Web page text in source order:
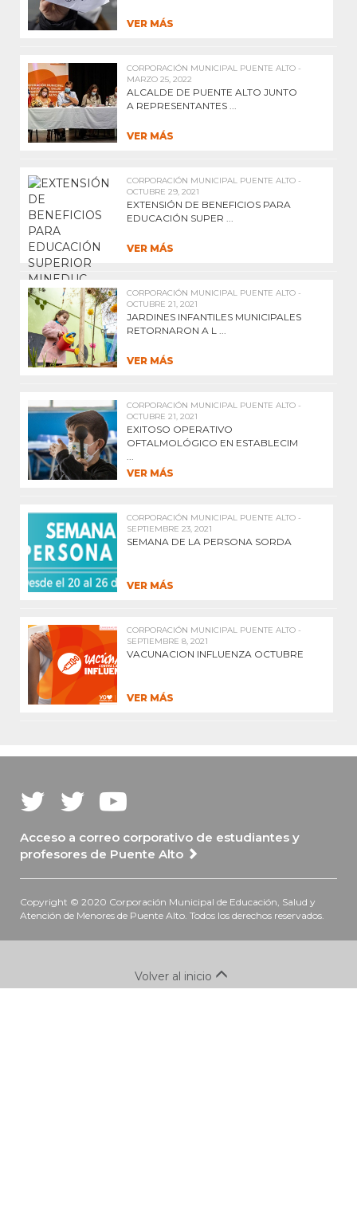
VER MÁS
CORPORACIÓN MUNICIPAL PUENTE ALTO -
MARZO 25, 2022
ALCALDE DE PUENTE ALTO JUNTO
A REPRESENTANTES ...
VER MÁS
CORPORACIÓN MUNICIPAL PUENTE ALTO -
OCTUBRE 29, 2021
EXTENSIÓN DE BENEFICIOS PARA
EDUCACIÓN SUPER ...
VER MÁS
CORPORACIÓN MUNICIPAL PUENTE ALTO -
OCTUBRE 21, 2021
JARDINES INFANTILES MUNICIPALES
RETORNARON A L ...
VER MÁS
CORPORACIÓN MUNICIPAL PUENTE ALTO -
OCTUBRE 21, 2021
EXITOSO OPERATIVO
OFTALMOLÓGICO EN ESTABLECIM
VER MÁS
CORPORACIÓN MUNICIPAL PUENTE ALTO -
SEPTIEMBRE 23, 2021
SEMANA DE LA PERSONA SORDA
VER MÁS
CORPORACIÓN MUNICIPAL PUENTE ALTO -
SEPTIEMBRE 8, 2021
VACUNACION INFLUENZA OCTUBRE
VER MÁS
Acceso a correo corporativo de estudiantes y
profesores de Puente Alto
Copyright © 2020 Corporación Municipal de Educación, Salud y
Atención de Menores de Puente Alto. Todos los derechos reservados.
Volver al inicio